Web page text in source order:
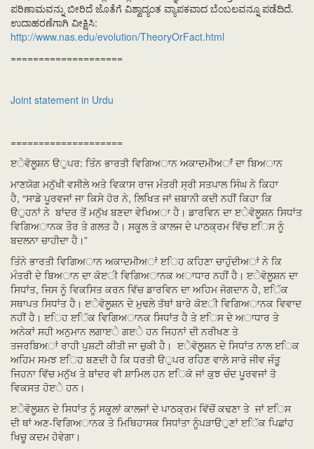
ಪರಿಣಾಮವನ್ನು ಬೀರಿದೆ ಜೊತೆಗೆ ವಿಶ್ವಾದ್ಯಂತ ವ್ಯಾಪಕವಾದ ಬೆಂಬಲವನ್ನೂ ಪಡೆದಿದೆ.
ಉದಾಹರಣೆಗಾಗಿ ವೀಕ್ಷಿಸಿ:
http://www.nas.edu/evolution/TheoryOrFact.html
====================
Joint statement in Urdu
====================
ੲੇਵੋਲੂਸ਼ਨ ੳੁਪਰ: ਤਿੰਨ ਭਾਰਤੀ ਵਿਗਿਅਾਨ ਅਕਾਦਮੀਅਾਂਂ ਦਾ ਬਿਅਾਨ
ਮਾਣਯੋਗ ਮਨੁੱਖੀ ਵਸੀਲੇ ਅਤੇ ਵਿਕਾਸ ਰਾਜ ਮੰਤਰੀ ਸ੍ਰੀ ਸਤਪਾਲ ਸਿੰਘ ਨੇ ਕਿਹਾ
ਹੈ, “ਸਾਡੇ ਪੂਰਵਜਾਂ ਜਾ ਕਿਸੇ ਹੋਰ ਨੇ, ਲਿਖਿਤ ਜਾਂ ਜ਼ਬਾਨੀ ਕਦੀ ਨਹੀਂ ਕਿਹਾ ਕਿ
ੳੁਹਨਾਂ ਨੇ ਬਾਂਦਰ ਤੋਂ ਮਨੁੱਖ ਬਣਦਾ ਵੇਖਿਅਾ ਹੈ। ਡਾਰਵਿਨ ਦਾ ੲੇਵੋਲੂਸ਼ਨ ਸਿਧਾਂਤ
ਵਿਗਿਅਾਨਕ ਤੌਰ ਤੇ ਗਲਤ ਹੈ। ਸਕੂਲ ਤੇ ਕਾਲਜ ਦੇ ਪਾਠਕ੍ਰਮ ਵਿੱਚ ੲਿਸ ਨੂੰ
ਬਦਲਨਾ ਚਾਹੀਦਾ ਹੈ।”
ਤਿੰਨੇ ਭਾਰਤੀ ਵਿਗਿਅਾਨ ਅਕਾਦਮੀਅਾਂ ੲਿਹ ਕਹਿਣਾ ਚਾਹੁੰਦੀਅਾਂ ਨੇ ਕਿ
ਮੰਤਰੀ ਦੇ ਬਿਅਾਨ ਦਾ ਕੋੲੀ ਵਿਗਿਅਾਨਕ ਅਾਧਾਰ ਨਹੀਂ ਹੈ। ੲੇਵੋਲੂਸ਼ਨ ਦਾ
ਸਿਧਾਂਤ, ਜਿਸ ਨੂੰ ਵਿਕਸਿਤ ਕਰਨ ਵਿੱਚ ਡਾਰਵਿਨ ਦਾ ਅਹਿਮ ਜੋਗਦਾਨ ਹੈ, ੲਿੱਕ
ਸਥਾਪਤ ਸਿਧਾਂਤ ਹੈ। ੲੇਵੋਲੂਸ਼ਨ ਦੇ ਮੁਢਲੇ ਤੱਥਾਂ ਬਾਰੇ ਕੋੲੀ ਵਿਗਿਅਾਨਕ ਵਿਵਾਦ
ਨਹੀਂ ਹੈ। ੲਿਹ ੲਿੱਕ ਵਿਗਿਅਾਨਕ ਸਿਧਾਂਤ ਹੈ ਤੇ ੲਿਸ ਦੇ ਅਾਧਾਰ ਤੇ
ਅਨੇਕਾਂ ਸਹੀ ਅਨੁਮਾਨ ਲਗਾੲੇ ਗੲੇ ਹਨ ਜਿਹਨਾਂ ਦੀ ਨਰੀਖਣ ਤੇ
ਤਜਰਬਿਅਾਂ ਰਾਹੀ ਪੁਸ਼ਟੀ ਕੀਤੀ ਜਾ ਚੁਕੀ ਹੈ। ੲੇਵੋਲੂਸ਼ਨ ਦੇ ਸਿਧਾਂਤ ਨਾਲ ੲਿਕ
ਅਹਿਮ ਸਮਝ ੲਿਹ ਬਣਦੀ ਹੈ ਕਿ ਧਰਤੀ ੳੁਪਰ ਰਹਿਣ ਵਾਲੇ ਸਾਰੇ ਜੀਵ ਜੰਤੂ
ਜਿਹਨਾ ਵਿੱਚ ਮਨੁੱਖ ਤੇ ਬਾਂਦਰ ਵੀ ਸ਼ਾਮਿਲ ਹਨ ੲਿਕੋ ਜਾਂ ਕੁਝ ਚੰਦ ਪੂਰਵਜਾਂ ਤੋ
ਵਿਕਸਤ ਹੋੲੇ ਹਨ।
ੲੇਵੋਲੂਸ਼ਨ ਦੇ ਸਿਧਾਂਤ ਨੂੰ ਸਕੂਲਾਂ ਕਾਲਜਾਂ ਦੇ ਪਾਠਕ੍ਰਮ ਵਿੱਚੋਂ ਕਢਣਾ ਤੇ ਜਾਂ ੲਿਸ
ਦੀ ਥਾਂ ਅਣ-ਵਿਗਿਅਾਨਕ ਤੇ ਮਿਥਿਹਾਸਕ ਸਿਧਾਂਤਾ ਨੂੰਪੜਾੳੁਣਾਂ ੲਿੱਕ ਪਿਛਾਂਹ
ਖਿਚੂ ਕਦਮ ਹੋਵੇਗਾ।